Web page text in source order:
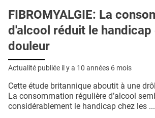
FIBROMYALGIE: La
d'alcool réduit le handicap
douleur
Actualité publiée il y a 10 années 6 mois
Cette étude britannique aboutit à une
La consommation régulière d’alcool
considérablement le handicap chez les ...